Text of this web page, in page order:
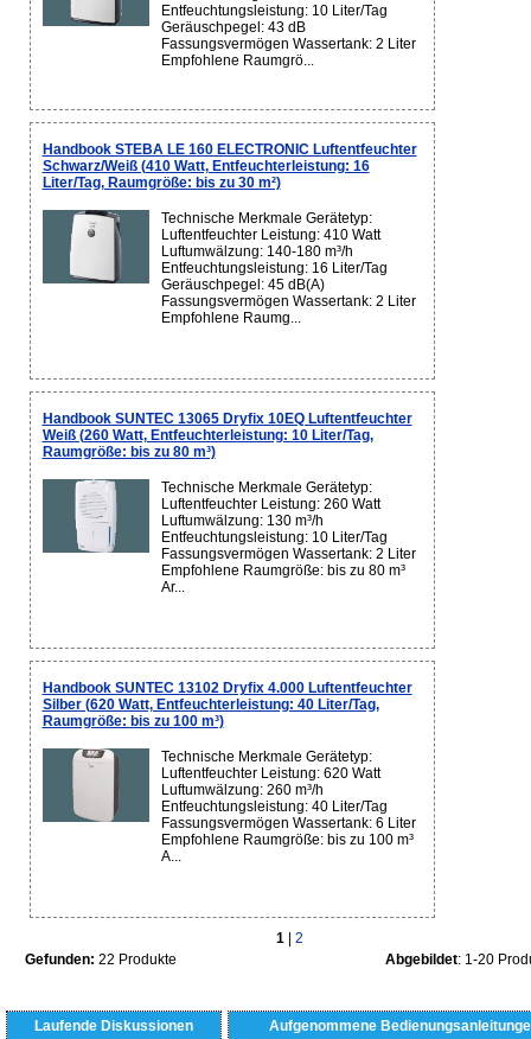
Entfeuchtungsleistung: 10 Liter/Tag
Geräuschpegel: 43 dB
Fassungsvermögen Wassertank: 2 Liter
Empfohlene Raumgrö...
Handbook STEBA LE 160 ELECTRONIC Luftentfeuchter
Schwarz/Weiß (410 Watt, Entfeuchterleistung: 16
Liter/Tag, Raumgröße: bis zu 30 m²)
Technische Merkmale Gerätetyp:
Luftentfeuchter Leistung: 410 Watt
Luftumwälzung: 140-180 m³/h
Entfeuchtungsleistung: 16 Liter/Tag
Geräuschpegel: 45 dB(A)
Fassungsvermögen Wassertank: 2 Liter
Empfohlene Raumg...
Handbook SUNTEC 13065 Dryfix 10EQ Luftentfeuchter
Weiß (260 Watt, Entfeuchterleistung: 10 Liter/Tag,
Raumgröße: bis zu 80 m³)
Technische Merkmale Gerätetyp:
Luftentfeuchter Leistung: 260 Watt
Luftumwälzung: 130 m³/h
Entfeuchtungsleistung: 10 Liter/Tag
Fassungsvermögen Wassertank: 2 Liter
Empfohlene Raumgröße: bis zu 80 m³
Ar...
Handbook SUNTEC 13102 Dryfix 4.000 Luftentfeuchter
Silber (620 Watt, Entfeuchterleistung: 40 Liter/Tag,
Raumgröße: bis zu 100 m³)
Technische Merkmale Gerätetyp:
Luftentfeuchter Leistung: 620 Watt
Luftumwälzung: 260 m³/h
Entfeuchtungsleistung: 40 Liter/Tag
Fassungsvermögen Wassertank: 6 Liter
Empfohlene Raumgröße: bis zu 100 m³
A...
1
2
Gefunden: 22 Produkte Abgebildet: 1-20
Laufende Diskussionen
Aufgenommene